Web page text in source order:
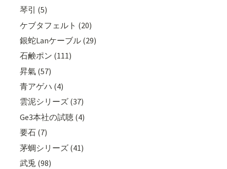
琴引 (5)
ケブタフェルト (20)
銀蛇Lanケーブル (29)
石鹸ポン (111)
昇氣 (57)
青アゲハ (4)
雲泥シリーズ (37)
Ge3本社の試聴 (4)
要石 (7)
茅蜩シリーズ (41)
武兎 (98)